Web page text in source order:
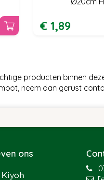
€ 1,89
producten binnen
neem dan gerust
ons